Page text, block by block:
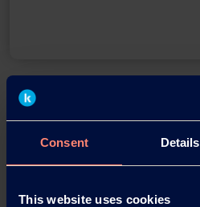
Consent Details
This website uses cookies